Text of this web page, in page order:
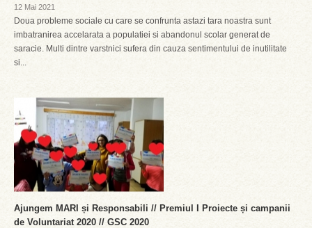
12 Mai 2021
Doua probleme sociale cu care se confrunta astazi tara noastra sunt
imbatranirea accelarata a populatiei si abandonul scolar generat de
saracie. Multi dintre varstnici sufera din cauza sentimentului de inutilitate
si...
Ajungem MARI și Responsabili // Premiul I Proiecte și campanii
de Voluntariat 2020 // GSC 2020